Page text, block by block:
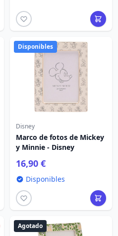
Disponibles
Disney
Marco de fotos de Mickey
y Minnie - Disney
16,90 €
Disponibles
Agotado